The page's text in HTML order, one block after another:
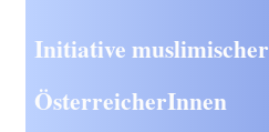
Initiative muslimischer
ÖsterreicherInnen